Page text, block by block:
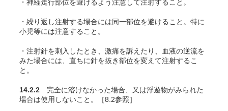
・神経走行部位を避けるよう注意して注射すること。
・繰り返し注射する場合には同一部位を避けること。特に
小児等には注意すること。
・注射針を刺入したとき、激痛を訴えたり、血液の逆流を
みた場合には、直ちに針を抜き部位を変えて注射するこ
と。
14.2.2 完全に溶けなかった場合、又は浮遊物がみられた
場合は使用しないこと。［8.2参照］